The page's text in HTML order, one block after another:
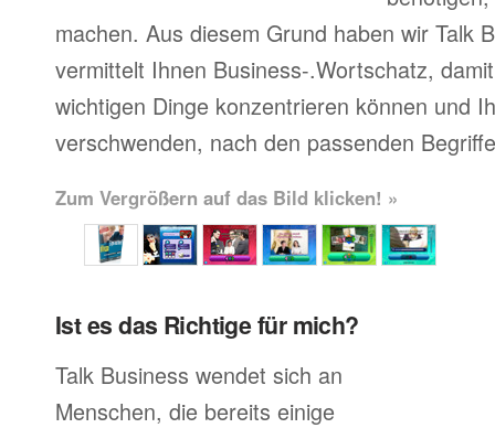
machen. Aus diesem Grund haben wir Talk
vermittelt Ihnen Business-.Wortschatz,
wichtigen Dinge konzentrieren können und
verschwenden, nach den passenden
Zum Vergrößern auf das Bild klicken! »
Ist es das Richtige für mich?
Talk Business wendet sich an
Menschen, die bereits einige